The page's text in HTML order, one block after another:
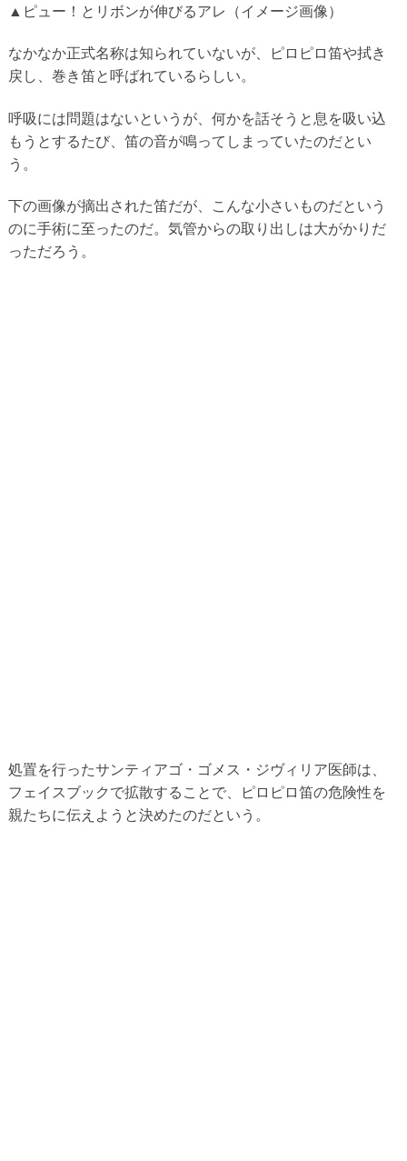
▲ピュー！とリボンが伸びるアレ（イメージ画像）
なかなか正式名称は知られていないが、ピロピロ笛や拭き
戻し、巻き笛と呼ばれているらしい。
呼吸には問題はないというが、何かを話そうと息を吸い込
もうとするたび、笛の音が鳴ってしまっていたのだとい
う。
下の画像が摘出された笛だが、こんな小さいものだという
のに手術に至ったのだ。気管からの取り出しは大がかりだ
っただろう。
処置を行ったサンティアゴ・ゴメス・ジヴィリア医師は、
フェイスブックで拡散することで、ピロピロ笛の危険性を
親たちに伝えようと決めたのだという。